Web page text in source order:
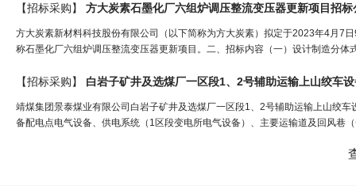
【招标采购】 方大炭素石墨化厂六组炉调压整流变压器更新项目招标
方大炭素新材料科技股份有限公司（以下简称为方大炭素）拟定于2023年4月7
称石墨化厂六组炉调压整流变压器更新项目。二、招标内容（一）设计制造分
【招标采购】
靖煤集团景泰煤业有限公司白岩子矿井及选煤厂一区段1、2号辅助运输上山绞
备配电点电气设备、供电系统（1区段变电所电气设备）、主要运输道及回风巷